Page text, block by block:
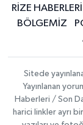
RİZE HABERLERİ
BÖLGEMİZ
Sitede
Yayınlanan
Haberleri / Son
harici linkler ayrı